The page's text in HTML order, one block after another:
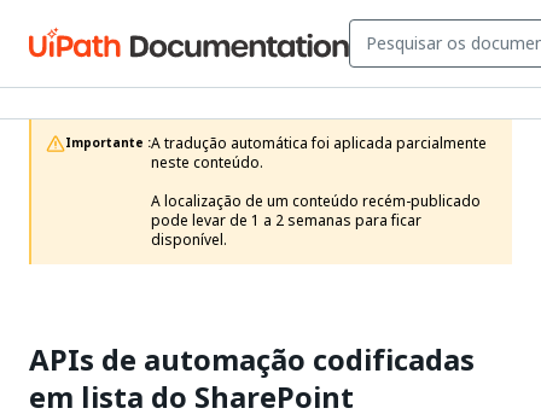
Importante :A tradução automática foi aplicada parcialmente
neste conteúdo.
A localização de um conteúdo recém-publicado
pode levar de 1 a 2 semanas para ficar
disponível.
APIs de automação codificadas
em lista do SharePoint